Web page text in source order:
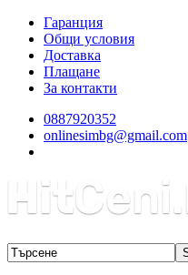
Гаранция
Общи условия
Доставка
Плащане
За контакти
0887920352
onlinesimbg@gmail.com